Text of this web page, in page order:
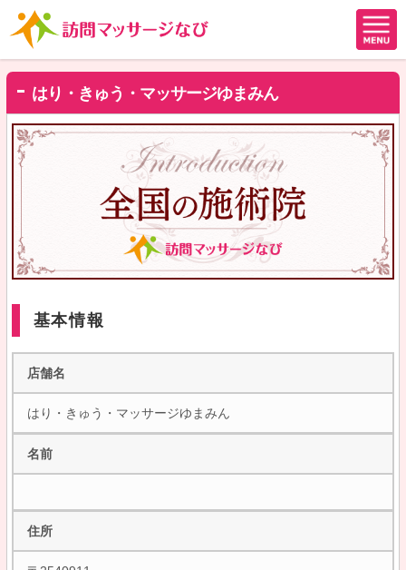
はり・きゅう・マッサージゆまみん
基本情報
店舗名
はり・きゅう・マッサージゆまみん
名前
住所